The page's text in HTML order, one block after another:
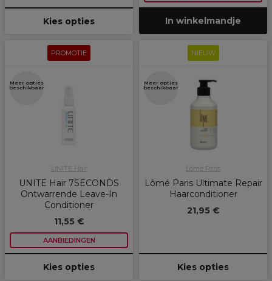
Kies opties In winkelmandje
PROMOTIE
Meer opties
beschikbaar
UNITE Hair
UNITE Hair 7SECONDS
Ontwarrende Leave-In
Conditioner
11,55 €
AANBIEDINGEN
Kies opties
NIEUW
Meer opties
beschikbaar
Lômé Paris
Lômé Paris Ultimate Repair
Haarconditioner
21,95 €
Kies opties